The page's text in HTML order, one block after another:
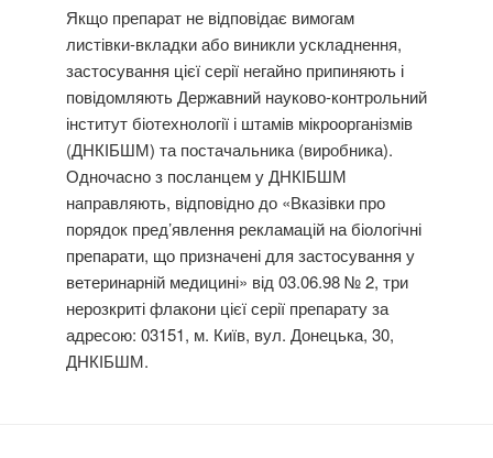
Якщо препарат не відповідає вимогам
листівки-вкладки або виникли ускладнення,
застосування цієї серії негайно припиняють і
повідомляють Державний науково-контрольний
інститут біотехнології і штамів мікроорганізмів
(ДНКІБШМ) та постачальника (виробника).
Одночасно з посланцем у ДНКІБШМ
направляють, відповідно до «Вказівки про
порядок пред’явлення рекламацій на біологічні
препарати, що призначені для застосування у
ветеринарній медицині» від 03.06.98 № 2, три
нерозкриті флакони цієї серії препарату за
адресою: 03151, м. Київ, вул. Донецька, 30,
ДНКІБШМ.